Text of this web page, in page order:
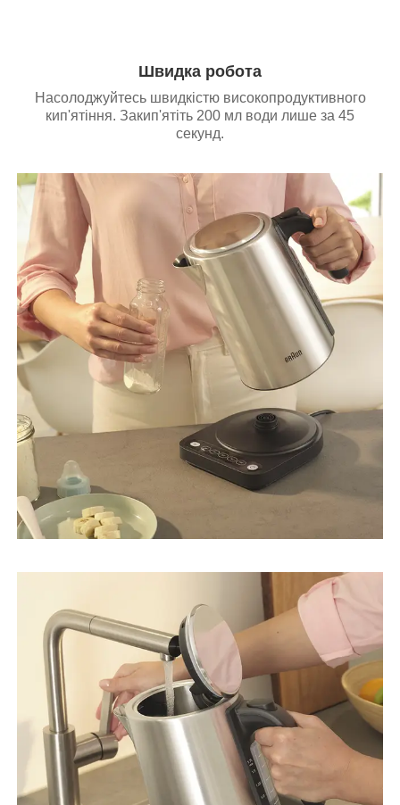
Швидка робота
Насолоджуйтесь швидкістю високопродуктивного
кип'ятіння. Закип'ятіть 200 мл води лише за 45
секунд.